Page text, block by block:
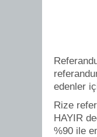
edenler
Rize
HAYIR
%90 ile